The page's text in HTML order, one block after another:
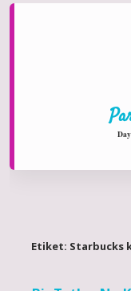
Etiket: Starbucks